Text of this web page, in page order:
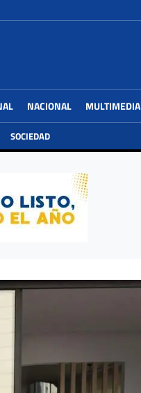
NACIONAL MULTIMEDIA
SOCIEDAD